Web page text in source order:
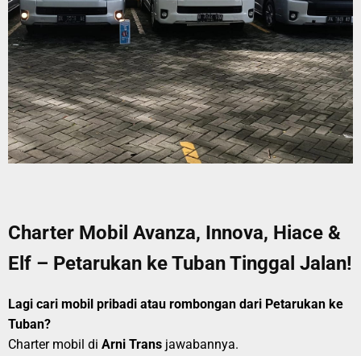
Charter Mobil Avanza, Innova, Hiace &
Elf – Petarukan ke Tuban Tinggal Jalan!
Lagi cari mobil pribadi atau rombongan dari Petarukan ke
Tuban?
Charter mobil di Arni Trans jawabannya.